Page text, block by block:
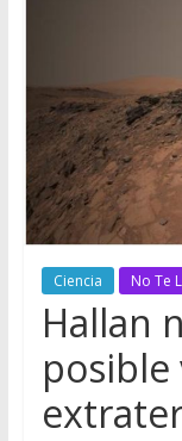
Ciencia No Te
Hallan
posible